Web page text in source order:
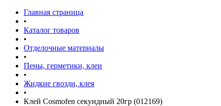
Главная страница
•
Каталог товаров
•
Отделочные материалы
•
Пены, герметики, клеи
•
Жидкие гвозди, клея
•
Клей Cosmofen секундный 20гр (012169)